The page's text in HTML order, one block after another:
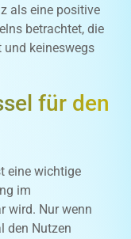
als eine positive
betrachtet, die
und keineswegs
für den
eine wichtige
im
wird. Nur wenn
den Nutzen